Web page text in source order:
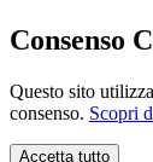
Consenso
Questo sito
consenso. Scopri
Accetta tutto